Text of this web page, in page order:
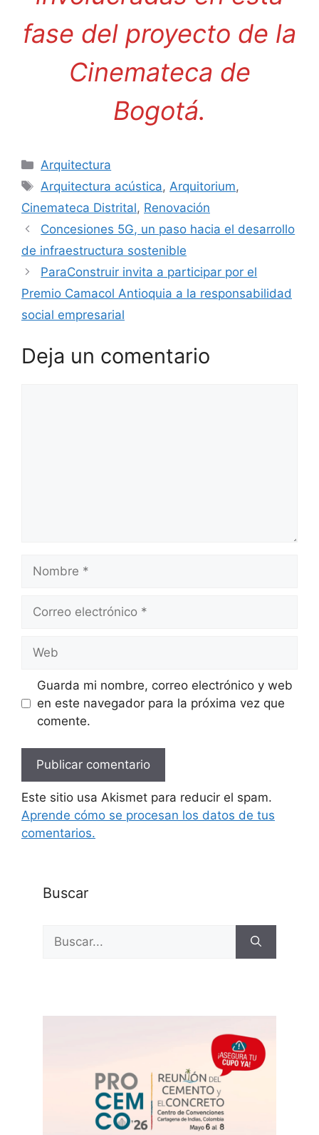
fase del proyecto de la
Cinemateca de
Bogotá.
Categorías
Arquitectura
Etiquetas
Arquitectura acústica,Arquitorium,
Cinemateca Distrital, Renovación
Concesiones 5G, un paso hacia el desarrollo
de infraestructura sostenible
ParaConstruir invita a participar por el
Premio Camacol Antioquia a la responsabilidad
social empresarial
Deja un comentario
electrónico
Guarda mi nombre, correo electrónico y web
en este navegador para la próxima vez que
comente.
Este sitio usa Akismet para reducir el spam.
Aprende cómo se procesan los datos de tus
comentarios.
Buscar